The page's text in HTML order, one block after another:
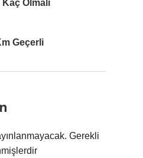
Olmalı
Geçerli
Gerekli